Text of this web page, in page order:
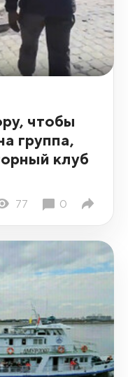
чтобы
группа,
клуб
77 0